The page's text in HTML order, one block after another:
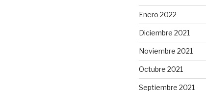
Enero 2022
Diciembre 2021
Noviembre 2021
Octubre 2021
Septiembre 2021